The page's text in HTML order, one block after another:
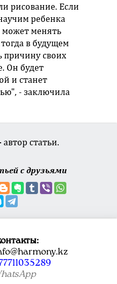
рисование. Если
ребенка
может менять
в будущем
причину своих
Он будет
и станет
- заключила
автор статьи.
с друзьями